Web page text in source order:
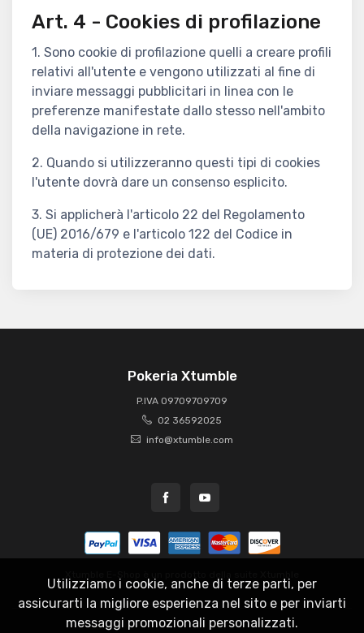
Art. 4 - Cookies di profilazione
1. Sono cookie di profilazione quelli a creare profili
relativi all'utente e vengono utilizzati al fine di
inviare messaggi pubblicitari in linea con le
preferenze manifestate dallo stesso nell'ambito
della navigazione in rete.
2. Quando si utilizzeranno questi tipi di cookies
l'utente dovrà dare un consenso esplicito.
3. Si applicherà l'articolo 22 del Regolamento
(UE) 2016/679 e l'articolo 122 del Codice in
materia di protezione dei dati.
Pokeria Xtumble
P.IVA 09709709709
02 36592025
info@xtumble.com
Utilizziamo i cookie, anche di terze parti, per
assicurarti la migliore esperienza nel sito e per inviarti
messaggi promozionali personalizzati.